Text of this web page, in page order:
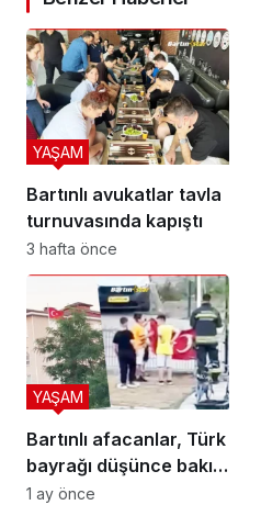
Bartınlı avukatlar tavla
turnuvasında kapıştı
YAŞAM
3 hafta önce
Bartınlı afacanlar, Türk
bayrağı düşünce bakın
ne yaptı
YAŞAM
1 ay önce